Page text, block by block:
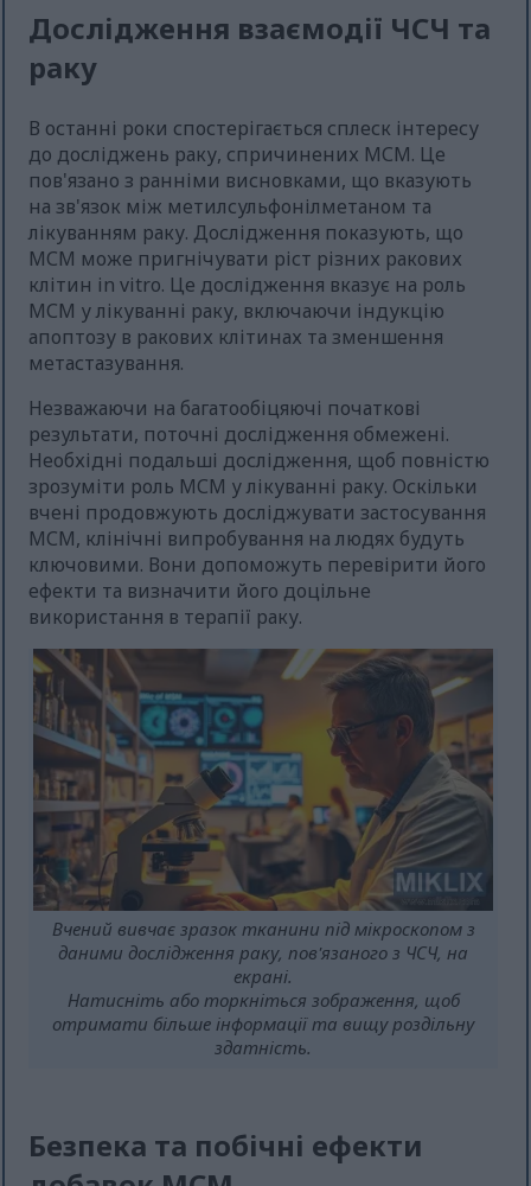
Дослідження взаємодії ЧСЧ та
раку
В останні роки спостерігається сплеск інтересу
до досліджень раку, спричинених МСМ. Це
пов'язано з ранніми висновками, що вказують
на зв'язок між метилсульфонілметаном та
лікуванням раку. Дослідження показують, що
МСМ може пригнічувати ріст різних ракових
клітин in vitro. Це дослідження вказує на роль
МСМ у лікуванні раку, включаючи індукцію
апоптозу в ракових клітинах та зменшення
метастазування.
Незважаючи на багатообіцяючі початкові
результати, поточні дослідження обмежені.
Необхідні подальші дослідження, щоб повністю
зрозуміти роль МСМ у лікуванні раку. Оскільки
вчені продовжують досліджувати застосування
МСМ, клінічні випробування на людях будуть
ключовими. Вони допоможуть перевірити його
ефекти та визначити його доцільне
використання в терапії раку.
Вчений вивчає зразок тканини під мікроскопом з
даними дослідження раку, пов'язаного з ЧСЧ, на
екрані.
Натисніть або торкніться зображення, щоб
отримати більше інформації та вищу роздільну
здатність.
Безпека та побічні ефекти